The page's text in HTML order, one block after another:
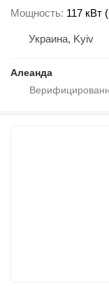
Мощность 117 кВт
Украина, Kyiv
Алеанда